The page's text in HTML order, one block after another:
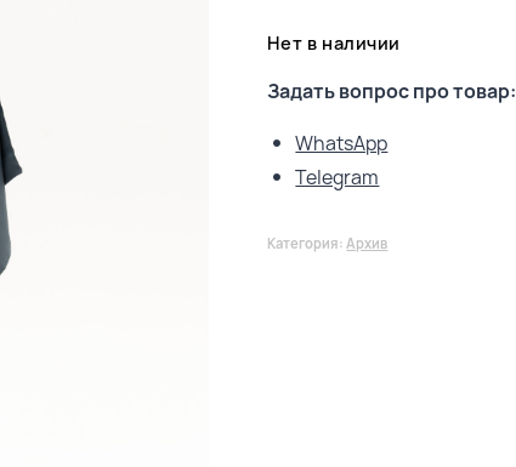
Нет в наличии
Задать вопрос про товар:
WhatsApp
Telegram
Категория:Архив